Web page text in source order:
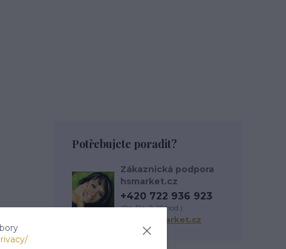
Potřebujete poradit?
Zákaznická podpora
hsmarket.cz
+420 722 936 923
(Po-Pá, 8-16 hod.)
info@hsmarket.cz